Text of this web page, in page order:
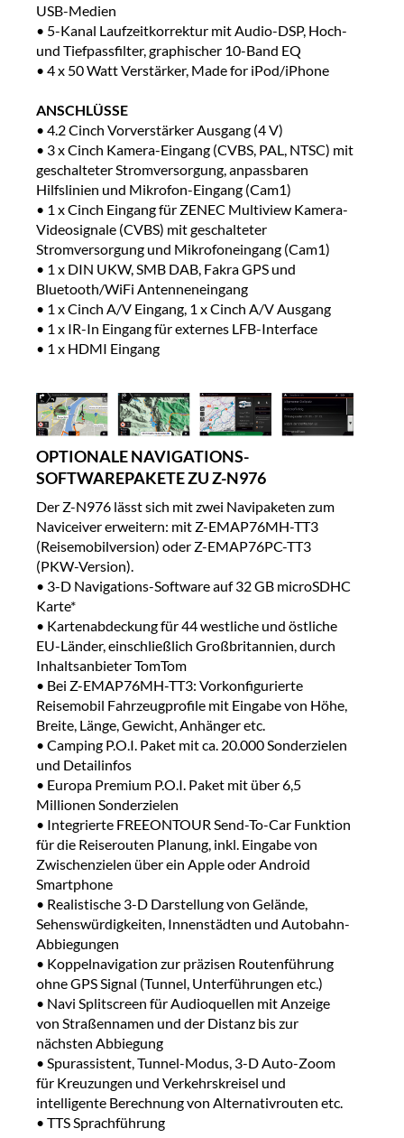
USB-Medien
• 5-Kanal Laufzeitkorrektur mit Audio-DSP, Hoch-
und Tie­f­pass­filter, graphischer 10-Band EQ
• 4 x 50 Watt Verstärker, Made for iPod/iPhone
ANSCHLÜSSE
• 4.2 Cinch Vorverstärker Ausgang (4 V)
• 3 x Cinch Kamera-Eingang (CVBS, PAL, NTSC) mit
geschalteter Stromversorgung, anpassbaren
Hilfslinien und Mikrofon-Eingang (Cam1)
• 1 x Cinch Eingang für ZENEC Multiview Kamera-
Videosignale (CVBS) mit geschalteter
Stromversorgung und Mikrofoneingang (Cam1)
• 1 x DIN UKW, SMB DAB, Fakra GPS und
Bluetooth/WiFi Antenneneingang
• 1 x Cinch A/V Eingang, 1 x Cinch A/V Ausgang
• 1 x IR-In Eingang für externes LFB-Interface
• 1 x HDMI Eingang
OPTIONALE NAVIGATIONS-
SOFTWAREPAKETE ZU Z-N976
Der Z-N976 lässt sich mit zwei Navipaketen zum
Naviceiver er­wei­tern: mit Z-EMAP76MH-TT3
(Reisemobilversion) oder Z-EMAP76PC-TT3
(PKW-Version).
• 3-D Navigations-Software auf 32 GB microSDHC
Karte*
• Kartenabdeckung für 44 westliche und östliche
EU-Länder, einschließlich Großbritannien, durch
Inhaltsanbieter TomTom
• Bei Z-EMAP76MH-TT3: Vorkonfigurierte
Reisemobil Fahrzeugprofile mit Eingabe von Höhe,
Breite, Länge, Gewicht, Anhänger etc.
• Camping P.O.I. Paket mit ca. 20.000 Sonderzielen
und Detailinfos
• Europa Premium P.O.I. Paket mit über 6,5
Millionen Sonderzielen
• Integrierte FREEONTOUR Send-To-Car Funktion
für die Reiserouten Planung, inkl. Eingabe von
Zwischenzielen über ein Apple oder Android
Smartphone
• Realistische 3-D Darstellung von Gelände,
Sehenswürdigkeiten, Innenstädten und Autobahn-
Abbiegungen
• Koppelnavigation zur präzisen Routenführung
ohne GPS Signal (Tunnel, Un­terführungen etc.)
• Navi Splitscreen für Audioquellen mit Anzeige
von Straßennamen und der Distanz bis zur
nächsten Abbiegung
• Spurassistent, Tunnel-Modus, 3-D Auto-Zoom
für Kreuzungen und Verkehrskreisel und
intelligente Berechnung von Alternativrouten etc.
• TTS Sprachführung